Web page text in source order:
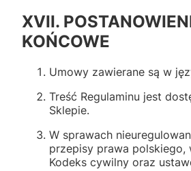
XVII.
KOŃCOWE
Umowy zawierane są w
Treść Regulaminu jest
Sklepie.
W sprawach
przepisy prawa polskiego,
Kodeks cywilny oraz